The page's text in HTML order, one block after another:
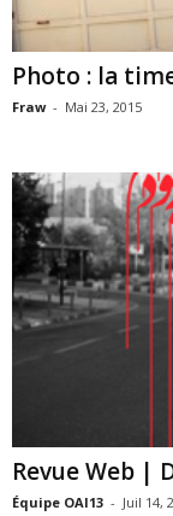
Photo : la
Fraw - Mai 23, 2015
Revue Web |
Équipe OAI13 - Juil 14,